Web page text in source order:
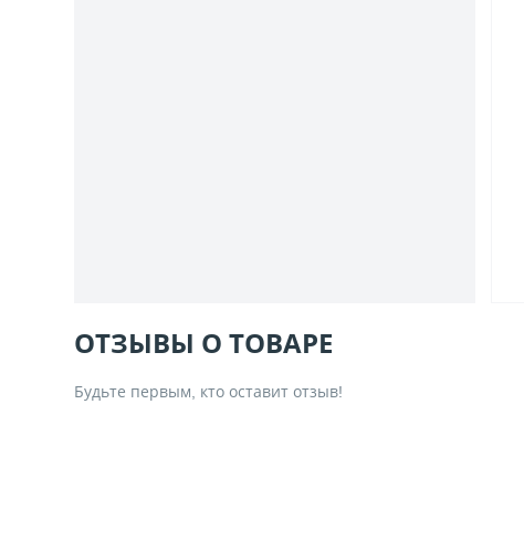
ОТЗЫВЫ О ТОВАРЕ
Будьте первым, кто оставит отзыв!